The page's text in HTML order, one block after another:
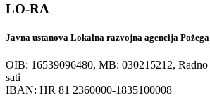
LO-RA
Javna ustanova Lokalna razvojna agencija
OIB: 16539096480, MB: 030215212,
sati
IBAN: HR 81 2360000-1835100008